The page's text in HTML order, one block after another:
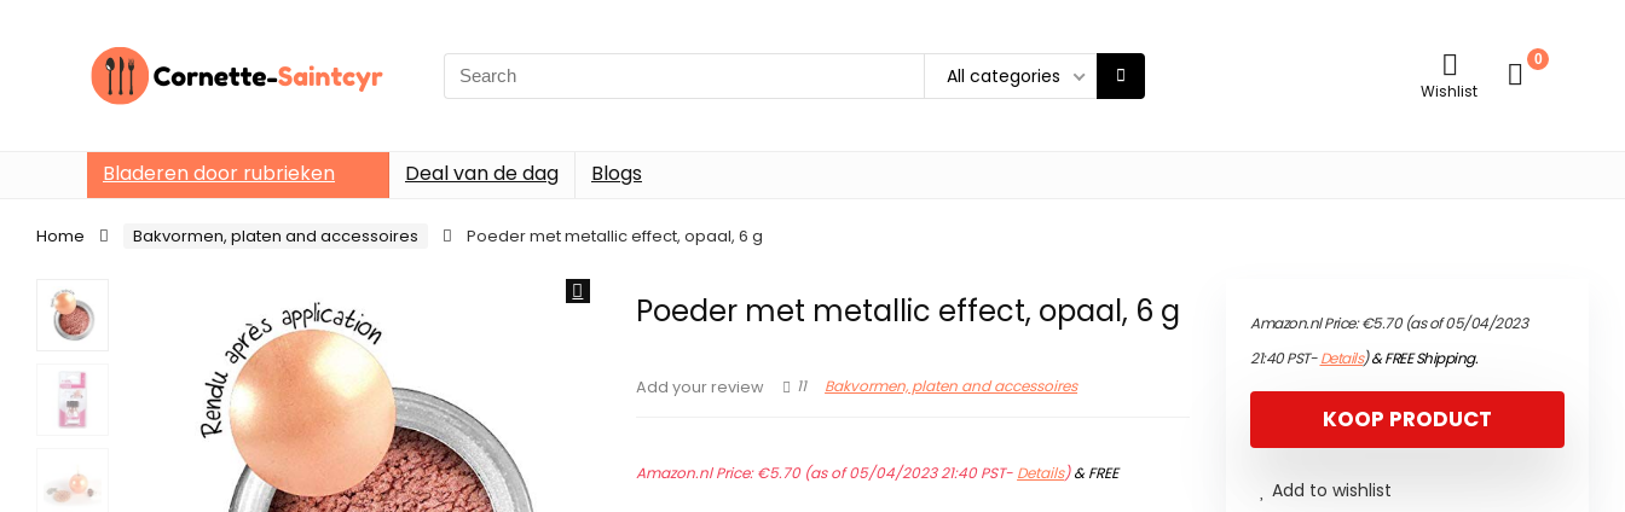
Search
for:
All categories
Wishlist
0
Bladeren door rubrieken Deal van de dag Blogs
Home Bakvormen, platen and accessoires Poeder met metallic effect, opaal, 6 g
Poeder met metallic effect, opaal, 6 g
Add your review 11 Bakvormen, platen and accessoires
Amazon.nl Price:€5.70(as of 05/04/2023 21:40 PST- Details)&FREE
Amazon.nl Price:€5.70(as of 05/04/2023
21:40 PST-Details)&FREE Shipping.
KOOP PRODUCT
Add to wishlist